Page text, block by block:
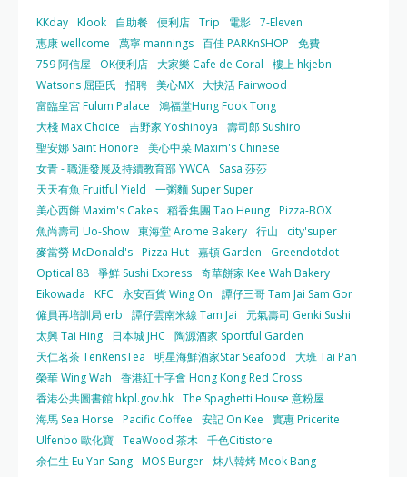
KKday Klook 自助餐 便利店 Trip 電影 7-Eleven
惠康 wellcome
萬寧 mannings 百佳 PARKnSHOP
免費
759 阿信屋
OK便利店 大家樂 Cafe de Coral
樓上 hkjebn
Watsons 屈臣氏
招聘 美心MX 大快活 Fairwood
富臨皇宮 Fulum Palace
鴻福堂Hung Fook Tong
大棧 Max Choice
吉野家 Yoshinoya
壽司郎 Sushiro
聖安娜 Saint Honore
美心中菜 Maxim's Chinese
女青 - 職涯發展及持續教育部 YWCA
Sasa 莎莎
天天有魚 Fruitful Yield
一粥麵 Super Super
美心西餅 Maxim's Cakes 稻香集團 Tao Heung Pizza-BOX
魚尚壽司 Uo-Show 東海堂 Arome Bakery 行山
city'super
麥當勞 McDonald's Pizza Hut 嘉頓 Garden
Greendotdot
Optical 88 爭鮮 Sushi Express 奇華餅家 Kee Wah Bakery
Eikowada
KFC 永安百貨 Wing On
譚仔三哥 Tam Jai Sam Gor
僱員再培訓局 erb
譚仔雲南米線 Tam Jai
元氣壽司 Genki Sushi
太興 Tai Hing
日本城 JHC
陶源酒家 Sportful Garden
天仁茗茶 TenRensTea
明星海鮮酒家Star Seafood
大班 Tai Pan
榮華 Wing Wah
香港紅十字會 Hong Kong Red Cross
香港公共圖書館 hkpl.gov.hk The Spaghetti House 意粉屋
海馬 Sea Horse
Pacific Coffee 安記 On Kee
實惠 Pricerite
Ulfenbo 歐化寶 TeaWood 茶木 千色Citistore
余仁生 Eu Yan Sang MOS Burger 炑八韓烤 Meok Bang